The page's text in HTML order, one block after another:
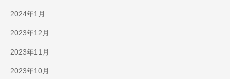
2024年1月
2023年12月
2023年11月
2023年10月